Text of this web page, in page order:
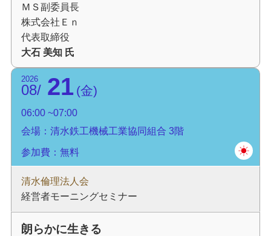
ＭＳ副委員長
株式会社Ｅｎ
代表取締役
大石 美知 氏
2026
08 21 金
06:00
07:00
会場：清水鉄工機械工業協同組合 3階
参加費：無料
清水倫理法人会
経営者モーニングセミナー
朗らかに生きる